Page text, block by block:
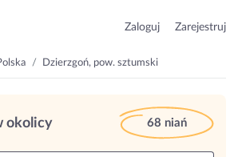
Zaloguj Zarejestruj
Dzierzgoń, pow. sztumski
okolicy 68 niań